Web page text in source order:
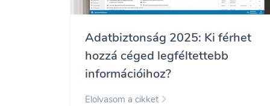
Adatbiztonság 2025: Ki férhet
hozzá céged legféltettebb
információihoz?
Elolvasom a cikket